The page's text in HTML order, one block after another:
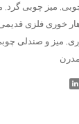
, میز چوبی گرد,
خوری فلزی
, میز و صندلی